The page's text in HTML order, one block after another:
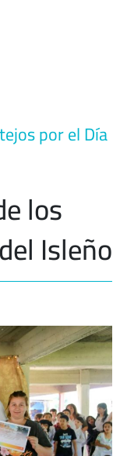
por el Día
los
Isleño